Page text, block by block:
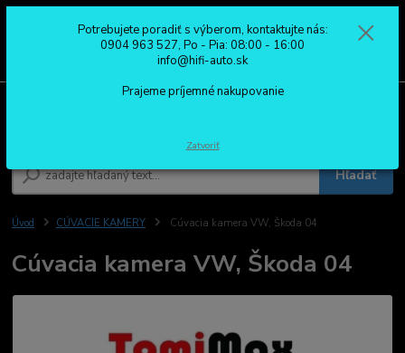
Hľadať
0904 963 527
Po - Pia: 08:00 - 16:00
Úvod CÚVACIE KAMERY Cúvacia kamera VW, Škoda 04
Cúvacia kamera VW, Škoda 04
Potrebujete poradiť s výberom, kontaktujte nás:
0904 963 527, Po - Pia: 08:00 - 16:00
info@hifi-auto.sk
Prajeme príjemné nakupovanie
Zatvoriť